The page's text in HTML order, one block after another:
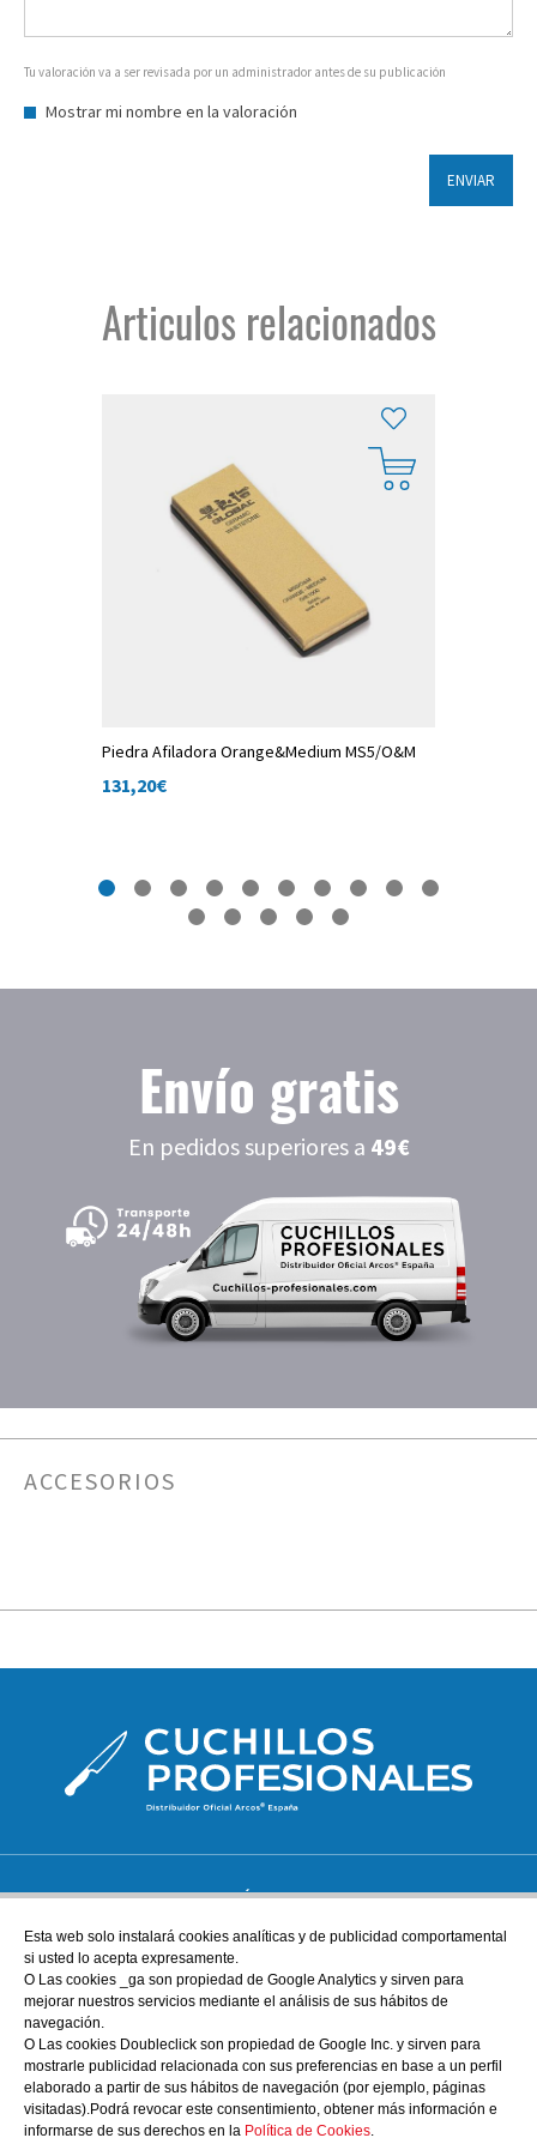
Tu valoración va a ser revisada por un administrador antes de su publicación
Mostrar mi nombre en la valoración
ENVIAR
Articulos relacionados
Piedra Afiladora Orange&Medium MS5/O&M
131,20€
Envío gratis
En pedidos superiores a 49€
ACCESORIOS
ATENCIÓN AL CLIENTE
tienda@cuchillos-profesionales.com
972555255
Nuestra tienda física
Sobre nosotros
Esta web solo instalará cookies analíticas y de publicidad comportamental
si usted lo acepta expresamente.
O Las cookies _ga son propiedad de Google Analytics y sirven para
mejorar nuestros servicios mediante el análisis de sus hábitos de
navegación.
O Las cookies Doubleclick son propiedad de Google Inc. y sirven para
mostrarle publicidad relacionada con sus preferencias en base a un perfil
elaborado a partir de sus hábitos de navegación (por ejemplo, páginas
visitadas).Podrá revocar este consentimiento, obtener más información e
informarse de sus derechos en la Política de Cookies.